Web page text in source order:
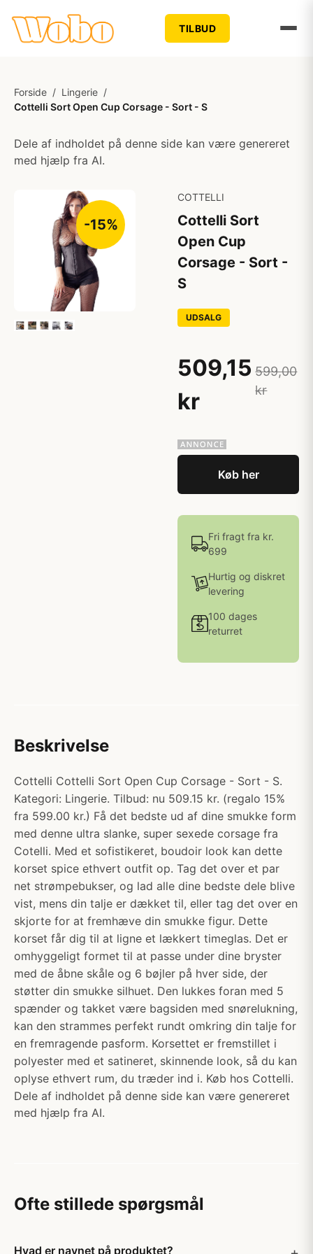
TILBUD
Forside / Lingerie /
Cottelli Sort Open Cup Corsage - Sort - S
Dele af indholdet på denne side kan være genereret
med hjælp fra AI.
-15%
COTTELLI
Cottelli Sort
Open Cup
Corsage - Sort -
S
UDSALG
509,15
kr
599,00
kr
Køb her
Fri fragt fra kr.
699
Hurtig og diskret
levering
100 dages
returret
Beskrivelse
Cottelli Cottelli Sort Open Cup Corsage - Sort - S.
Kategori: Lingerie. Tilbud: nu 509.15 kr. (regalo 15%
fra 599.00 kr.) Få det bedste ud af dine smukke form
med denne ultra slanke, super sexede corsage fra
Cotelli. Med et sofistikeret, boudoir look kan dette
korset spice ethvert outfit op. Tag det over et par
net strømpebukser, og lad alle dine bedste dele blive
vist, mens din talje er dækket til, eller tag det over en
skjorte for at fremhæve din smukke figur. Dette
korset får dig til at ligne et lækkert timeglas. Det er
omhyggeligt formet til at passe under dine bryster
med de åbne skåle og 6 bøjler på hver side, der
støtter din smukke silhuet. Den lukkes foran med 5
spænder og takket være bagsiden med snørelukning,
kan den strammes perfekt rundt omkring din talje for
en fremragende pasform. Korsettet er fremstillet i
polyester med et satineret, skinnende look, så du kan
oplyse ethvert rum, du træder ind i. Køb hos Cottelli.
Dele af indholdet på denne side kan være genereret
med hjælp fra AI.
Ofte stillede spørgsmål
Hvad er navnet på produktet?